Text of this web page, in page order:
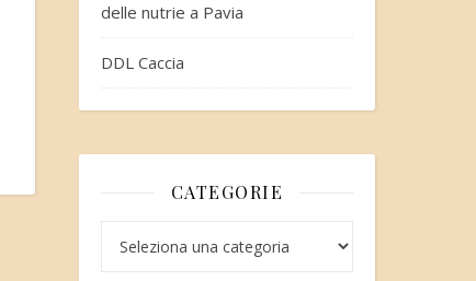
delle nutrie a Pavia
DDL Caccia
CATEGORIE